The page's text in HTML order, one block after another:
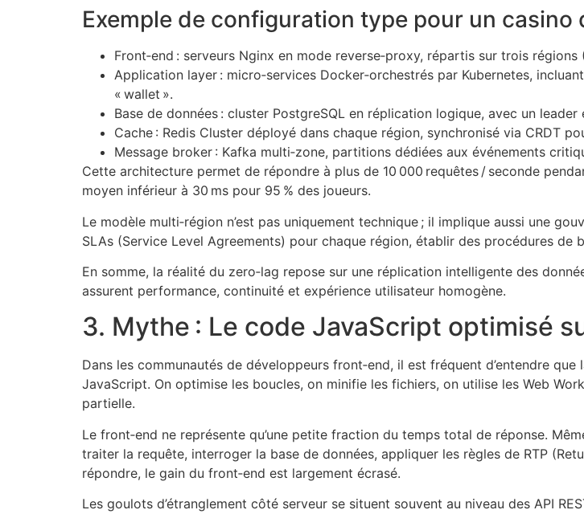
Exemple de configuration type pour un casino
Front‑end : serveurs Nginx en mode reverse‑proxy, répartis sur trois
Application layer : micro‑services Docker‑orchestrés par Kubernetes,
« wallet ».
Base de données : cluster PostgreSQL en réplication logique, avec un
Cache : Redis Cluster déployé dans chaque région, synchronisé via CRDT
Message broker : Kafka multi‑zone, partitions dédiées aux événements
Cette architecture permet de répondre à plus de 10 000 requêtes / seconde
moyen inférieur à 30 ms pour 95 % des joueurs.
Le modèle multi‑région n’est pas uniquement technique ; il implique aussi une
SLAs (Service Level Agreements) pour chaque région, établir des procédures
En somme, la réalité du zero‑lag repose sur une réplication intelligente des
assurent performance, continuité et expérience utilisateur homogène.
3. Mythe : Le code JavaScript optimisé
Dans les communautés de développeurs front‑end, il est fréquent d’entendre
JavaScript. On optimise les boucles, on minifie les fichiers, on utilise les Web
partielle.
Le front‑end ne représente qu’une petite fraction du temps total de réponse.
traiter la requête, interroger la base de données, appliquer les règles de RTP
répondre, le gain du front‑end est largement écrasé.
Les goulots d’étranglement côté serveur se situent souvent au niveau des API